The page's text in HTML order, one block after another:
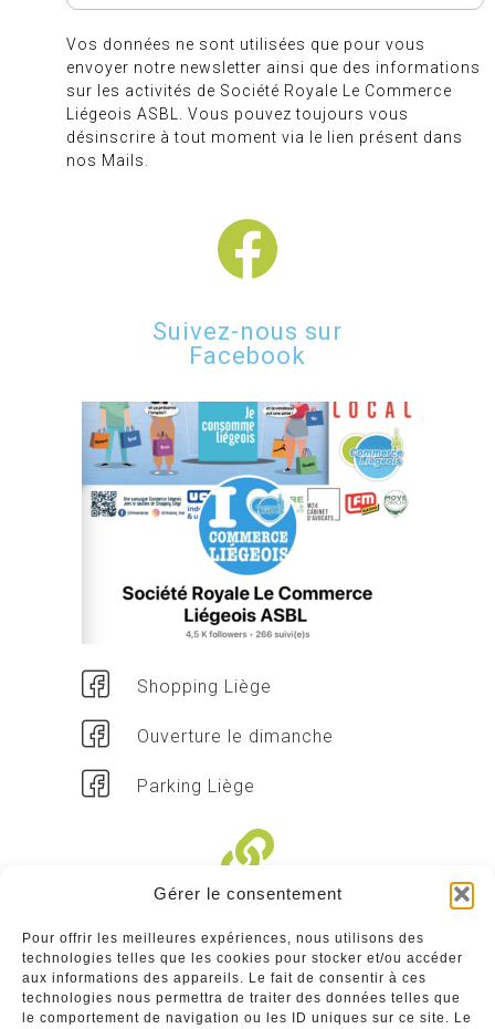
Gérer le consentement
Pour offrir les meilleures expériences, nous utilisons des
technologies telles que les cookies pour stocker et/ou accéder
aux informations des appareils. Le fait de consentir à ces
technologies nous permettra de traiter des données telles que
le comportement de navigation ou les ID uniques sur ce site. Le
Vos données ne sont utilisées que pour vous
envoyer notre newsletter ainsi que des informations
sur les activités de Société Royale Le Commerce
Liégeois ASBL. Vous pouvez toujours vous
désinscrire à tout moment via le lien présent dans
nos Mails.
Suivez-nous sur
Facebook
Shopping Liège
Ouverture le dimanche
Parking Liège
Commerçants
Annuaire des commerçants : insérez gratuitement